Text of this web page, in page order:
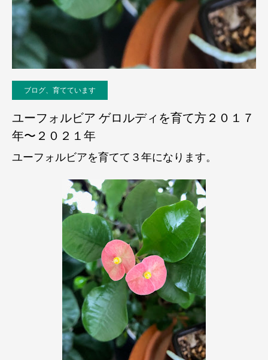
ブログ、育てています
ユーフォルビア ゲロルディを育て方２０１７
年〜２０２１年
ユーフォルビアを育てて３年になります。